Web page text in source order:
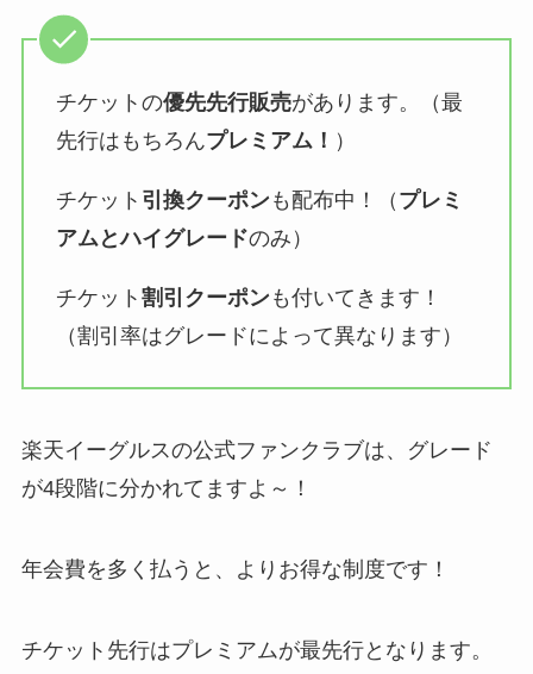
チケットの優先先行販売があります。（最
先行はもちろんプレミアム！ ）
チケット 引換クーポンも配布中！（ プレミ
アムとハイグレードのみ）
チケット 割引クーポンも付いてきます！
（割引率はグレードによって異なります）
楽天イーグルスの公式ファンクラブは、グレード
が4段階に分かれてますよ～！
年会費を多く払うと、よりお得な制度です！
チケット先行はプレミアムが最先行となります。